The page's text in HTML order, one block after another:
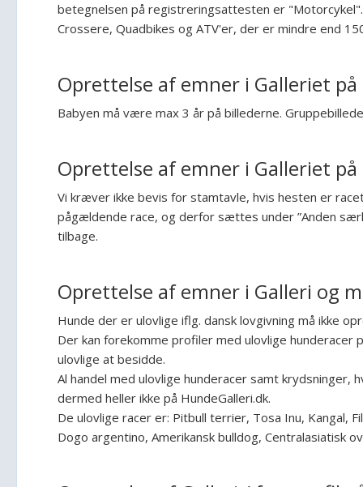
betegnelsen på registreringsattesten er "Motorcykel".
Crossere, Quadbikes og ATV'er, der er mindre end
Oprettelse af emner i Galleriet på
Babyen må være max 3 år på billederne.
Oprettelse af emner i Galleriet på
Vi kræver ikke bevis for stamtavle, hvis hesten er
pågældende race, og derfor sættes under ”Anden
tilbage.
Oprettelse af emner i Galleri og
Hunde der er ulovlige iflg. dansk lovgivning må ikke
Der kan forekomme profiler med ulovlige
ulovlige at besidde.
Al handel med ulovlige hunderacer samt krydsninger,
dermed heller ikke på HundeGalleri.dk.
De ulovlige racer er: Pitbull terrier, Tosa Inu, Kangal,
Dogo argentino, Amerikansk bulldog, Centralasiatisk